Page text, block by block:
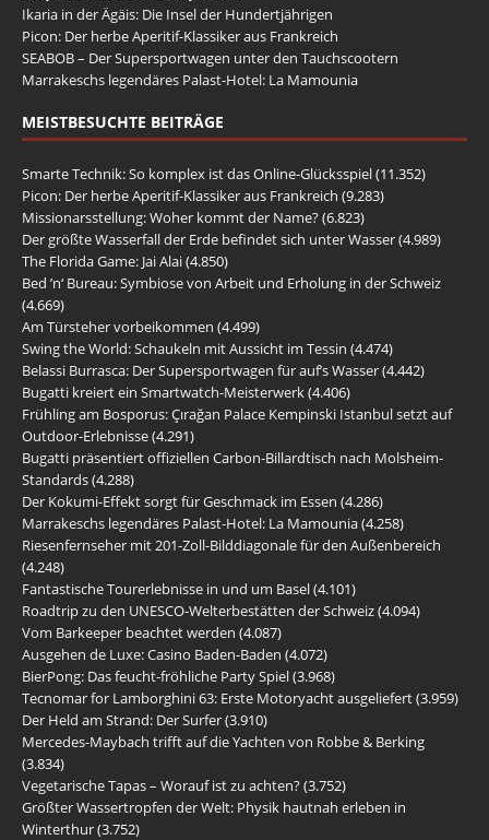
Ikaria in der Ägäis: Die Insel der Hundertjährigen
Picon: Der herbe Aperitif-Klassiker aus Frankreich
SEABOB – Der Supersportwagen unter den Tauchscootern
Marrakeschs legendäres Palast-Hotel: La Mamounia
MEISTBESUCHTE BEITRÄGE
Smarte Technik: So komplex ist das Online-Glücksspiel(11.352)
Picon: Der herbe Aperitif-Klassiker aus Frankreich (9.283)
Missionarsstellung: Woher kommt der Name?(6.823)
Der größte Wasserfall der Erde befindet sich unter Wasser(4.989)
The Florida Game: Jai Alai(4.850)
Bed ’n‘ Bureau: Symbiose von Arbeit und Erholung in der Schweiz
(4.669)
Am Türsteher vorbeikommen (4.499)
Swing the World: Schaukeln mit Aussicht im Tessin (4.474)
Belassi Burrasca: Der Supersportwagen für auf’s Wasser(4.442)
Bugatti kreiert ein Smartwatch-Meisterwerk(4.406)
Frühling am Bosporus: Çırağan Palace Kempinski Istanbul setzt auf
Outdoor-Erlebnisse(4.291)
Bugatti präsentiert offiziellen Carbon-Billardtisch nach Molsheim-
Standards(4.288)
Der Kokumi-Effekt sorgt für Geschmack im Essen (4.286)
Marrakeschs legendäres Palast-Hotel: La Mamounia(4.258)
Riesenfernseher mit 201-Zoll-Bilddiagonale für den Außenbereich
(4.248)
Fantastische Tourerlebnisse in und um Basel(4.101)
Roadtrip zu den UNESCO-Welterbestätten der Schweiz(4.094)
Vom Barkeeper beachtet werden (4.087)
Ausgehen de Luxe: Casino Baden-Baden (4.072)
BierPong: Das feucht-fröhliche Party Spiel(3.968)
Tecnomar for Lamborghini 63: Erste Motoryacht ausgeliefert(3.959)
Der Held am Strand: Der Surfer(3.910)
Mercedes-Maybach trifft auf die Yachten von Robbe & Berking
(3.834)
Vegetarische Tapas – Worauf ist zu achten?(3.752)
Größter Wassertropfen der Welt: Physik hautnah erleben in
Winterthur(3.752)